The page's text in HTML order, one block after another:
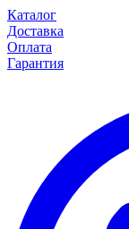
Каталог
Доставка
Оплата
Гарантия